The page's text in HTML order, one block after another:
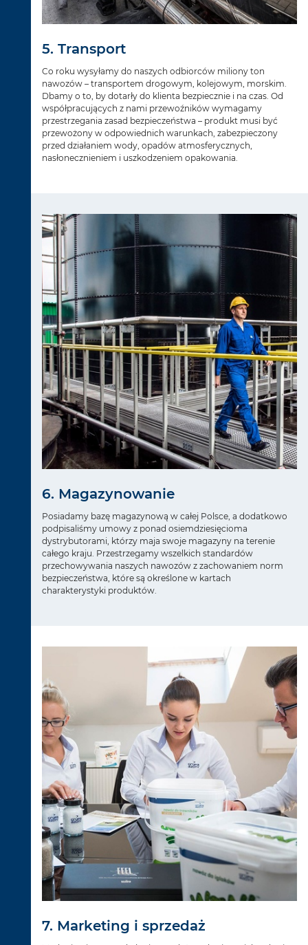
5. Transport
Co roku wysyłamy do naszych odbiorców miliony ton
nawozów – transportem drogowym, kolejowym, morskim.
Dbamy o to, by dotarły do klienta bezpiecznie i na czas. Od
współpracujących z nami przewoźników wymagamy
przestrzegania zasad bezpieczeństwa – produkt musi być
przewożony w odpowiednich warunkach, zabezpieczony
przed działaniem wody, opadów atmosferycznych,
nasłonecznieniem i uszkodzeniem opakowania.
6. Magazynowanie
Posiadamy bazę magazynową w całej Polsce, a dodatkowo
podpisaliśmy umowy z ponad osiemdziesięcioma
dystrybutorami, którzy maja swoje magazyny na terenie
całego kraju. Przestrzegamy wszelkich standardów
przechowywania naszych nawozów z zachowaniem norm
bezpieczeństwa, które są określone w kartach
charakterystyki produktów.
7. Marketing i sprzedaż